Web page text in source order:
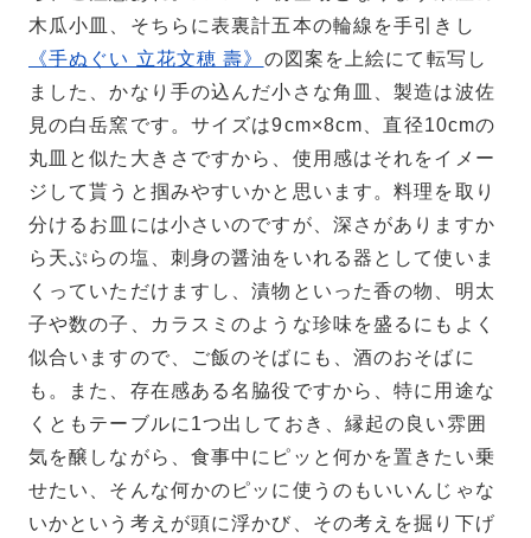
木瓜小皿、そちらに表裏計五本の輪線を手引きし
《手ぬぐい 立花文穂 壽》 の図案を上絵にて転写し
ました、かなり手の込んだ小さな角皿、製造は波佐
見の白岳窯です。サイズは9cm×8cm、直径10cmの
丸皿と似た大きさですから、使用感はそれをイメー
ジして貰うと掴みやすいかと思います。料理を取り
分けるお皿には小さいのですが、深さがありますか
ら天ぷらの塩、刺身の醤油をいれる器として使いま
くっていただけますし、漬物といった香の物、明太
子や数の子、カラスミのような珍味を盛るにもよく
似合いますので、ご飯のそばにも、酒のおそばに
も。また、存在感ある名脇役ですから、特に用途な
くともテーブルに1つ出しておき、縁起の良い雰囲
気を醸しながら、食事中にピッと何かを置きたい乗
せたい、そんな何かのピッに使うのもいいんじゃな
いかという考えが頭に浮かび、その考えを掘り下げ